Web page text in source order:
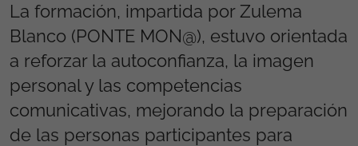
La formación, impartida por Zulema
Blanco (PONTE MON@), estuvo orientada
a reforzar la autoconfianza, la imagen
personal y las competencias
comunicativas, mejorando la preparación
de las personas participantes para